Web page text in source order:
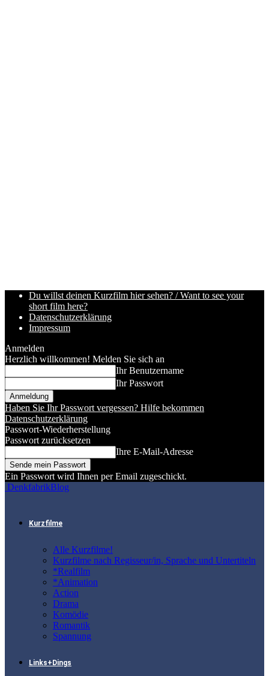
Du willst deinen Kurzfilm hier sehen? / Want to see your
short film here?
Datenschutzerklärung
Impressum
Anmelden
Herzlich willkommen! Melden Sie sich an
Ihr Benutzername
Ihr Passwort
Haben Sie Ihr Passwort vergessen? Hilfe bekommen
Datenschutzerklärung
Passwort-Wiederherstellung
Passwort zurücksetzen
Ihre E-Mail-Adresse
Ein Passwort wird Ihnen per Email zugeschickt.
DenkfabrikBlog
Kurzfilme
Alle Kurzfilme!
Kurzfilme nach Regisseur/in, Sprache und Untertiteln
*Realfilm
*Animation
Action
Drama
Komödie
Romantik
Spannung
Links+Dings